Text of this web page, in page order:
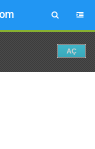
AÇ